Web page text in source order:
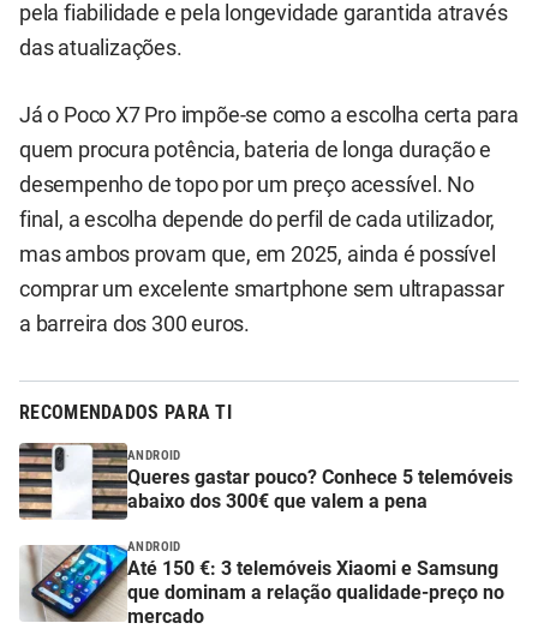
pela fiabilidade e pela longevidade garantida através
das atualizações.
Já o Poco X7 Pro impõe-se como a escolha certa para
quem procura potência, bateria de longa duração e
desempenho de topo por um preço acessível. No
final, a escolha depende do perfil de cada utilizador,
mas ambos provam que, em 2025, ainda é possível
comprar um excelente smartphone sem ultrapassar
a barreira dos 300 euros.
RECOMENDADOS PARA TI
ANDROID
Queres gastar pouco? Conhece 5 telemóveis
abaixo dos 300€ que valem a pena
ANDROID
Até 150 €: 3 telemóveis Xiaomi e Samsung
que dominam a relação qualidade-preço no
mercado